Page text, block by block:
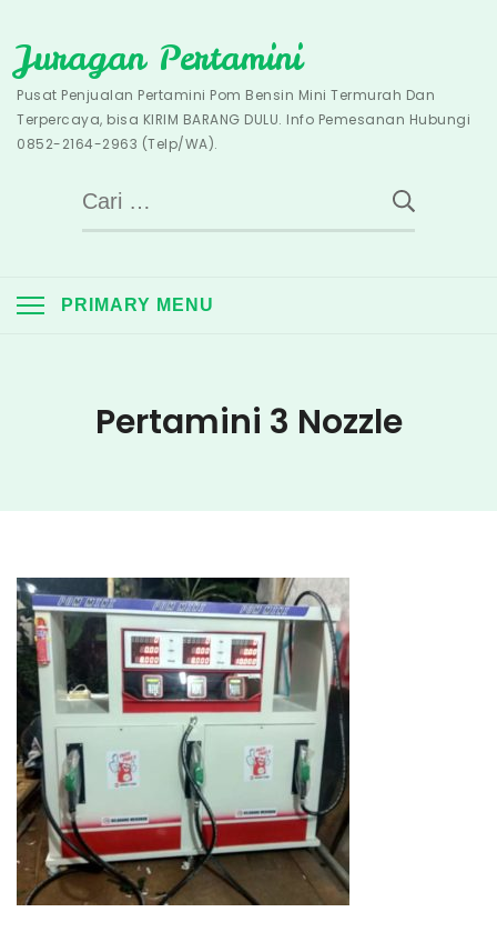
to
content
Juragan Pertamini
Pusat Penjualan Pertamini Pom Bensin Mini Termurah Dan
Terpercaya, bisa KIRIM BARANG DULU. Info Pemesanan Hubungi
0852-2164-2963 (Telp/WA).
Cari
untuk:
PRIMARY MENU
Pertamini 3 Nozzle